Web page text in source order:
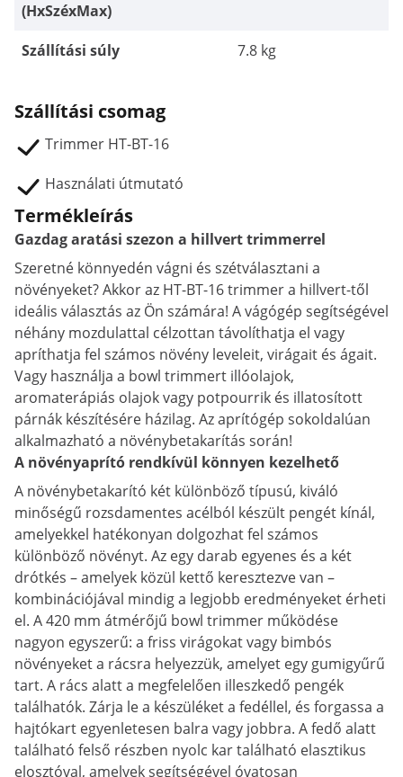
(HxSzéxMax)
Szállítási súly 7.8 kg
Szállítási csomag
Trimmer HT-BT-16
Használati útmutató
Termékleírás
Gazdag aratási szezon a hillvert trimmerrel
Szeretné könnyedén vágni és szétválasztani a
növényeket? Akkor az HT-BT-16 trimmer a hillvert-től
ideális választás az Ön számára! A vágógép segítségével
néhány mozdulattal célzottan távolíthatja el vagy
apríthatja fel számos növény leveleit, virágait és ágait.
Vagy használja a bowl trimmert illóolajok,
aromaterápiás olajok vagy potpourrik és illatosított
párnák készítésére házilag. Az aprítógép sokoldalúan
alkalmazható a növénybetakarítás során!
A növényaprító rendkívül könnyen kezelhető
A növénybetakarító két különböző típusú, kiváló
minőségű rozsdamentes acélból készült pengét kínál,
amelyekkel hatékonyan dolgozhat fel számos
különböző növényt. Az egy darab egyenes és a két
drótkés – amelyek közül kettő keresztezve van –
kombinációjával mindig a legjobb eredményeket érheti
el. A 420 mm átmérőjű bowl trimmer működése
nagyon egyszerű: a friss virágokat vagy bimbós
növényeket a rácsra helyezzük, amelyet egy gumigyűrű
tart. A rács alatt a megfelelően illeszkedő pengék
találhatók. Zárja le a készüléket a fedéllel, és forgassa a
hajtókart egyenletesen balra vagy jobbra. A fedő alatt
található felső részben nyolc kar található elasztikus
elosztóval, amelyek segítségével óvatosan